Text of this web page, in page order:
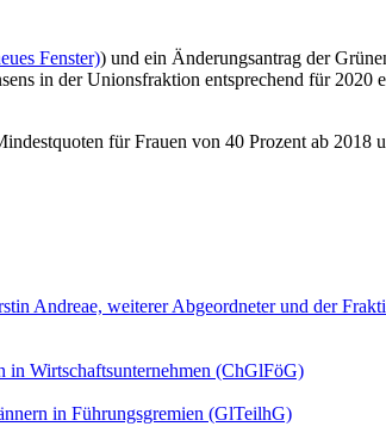
Fenster)) und ein Änderungsantrag der
in der Unionsfraktion entsprechend für 2020
für Frauen von 40 Prozent ab 2018
Andreae, weiterer Abgeordneter und der
in Wirtschaftsunternehmen (ChGlFöG)
in Führungsgremien (GlTeilhG)